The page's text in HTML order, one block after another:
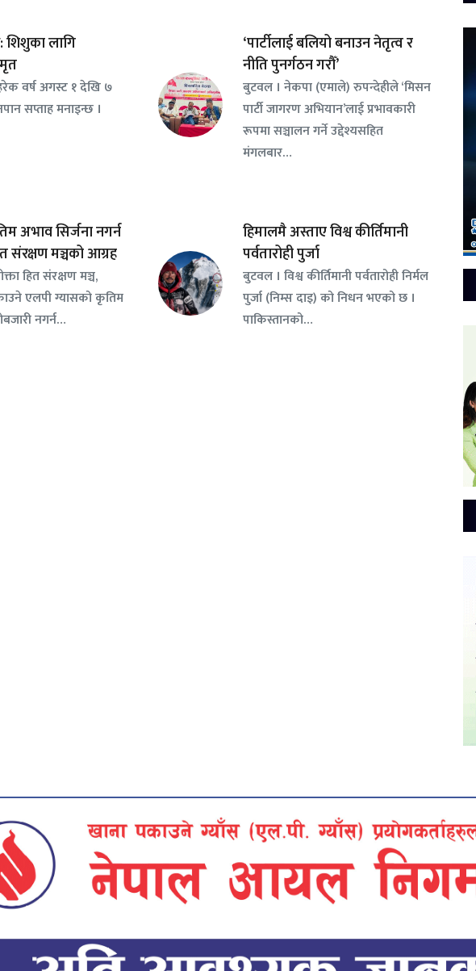
लागि
वर्ष अगस्ट १ देखि ७
सप्ताह मनाइन्छ ।
‘पार्टीलाई बलियो बनाउन नेतृत्व र
नीति पुनर्गठन गरौँ’
बुटवल । नेकपा (एमाले) रुपन्देहीले ‘मिसन
पार्टी जागरण अभियान’लाई प्रभावकारी
रूपमा सञ्चालन गर्ने उद्देश्यसहित
मंगलबार…
अभाव सिर्जना नगर्न
संरक्षण मञ्चको आग्रह
हित संरक्षण मञ्च,
एलपी ग्यासको कृतिम
नगर्न…
हिमालमै अस्ताए विश्व कीर्तिमानी
पर्वतारोही पुर्जा
बुटवल । विश्व कीर्तिमानी पर्वतारोही निर्मल
पुर्जा (निम्स दाइ) को निधन भएको छ ।
पाकिस्तानको…